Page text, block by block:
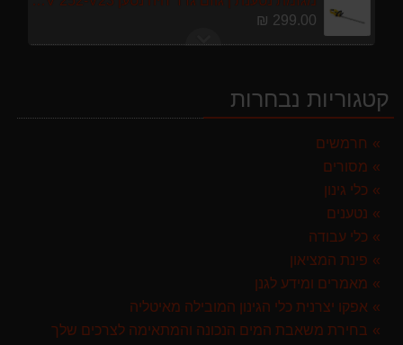
299.00 ₪
119.00 ₪
589.00 ₪
קטגוריות נבחרות
חרמשים
מסורים
כלי גינון
נטענים
כלי עבודה
פינת המציאון
מאמרים ומידע לגנן
אפקו יצרנית כלי הגינון המובילה מאיטליה
בחירת משאבת המים הנכונה והמתאימה לצרכים שלך